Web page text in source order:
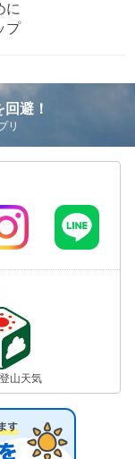
に
プ
避！
リ
山天気